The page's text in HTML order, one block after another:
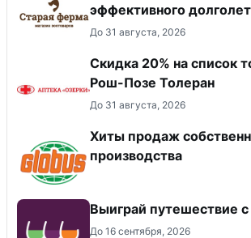
эффективного
До 31 августа, 2026
Скидка 20% на список
Рош-Позе Толеран
До 31 августа, 2026
Хиты продаж
производства
Выиграй путешествие
До 16 сентября, 2026